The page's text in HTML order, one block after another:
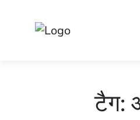
टैग: